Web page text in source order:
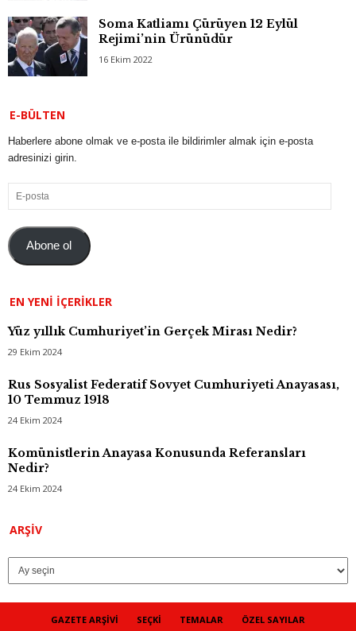
Soma Katliamı Çürüyen 12 Eylül
Rejimi’nin Ürünüdür
16 Ekim 2022
E-BÜLTEN
Haberlere abone olmak ve e-posta ile bildirimler almak için e-posta
adresinizi girin.
E-
posta
Abone ol
EN YENI İÇERIKLER
Yüz yıllık Cumhuriyet’in Gerçek Mirası Nedir?
29 Ekim 2024
Rus Sosyalist Federatif Sovyet Cumhuriyeti Anayasası,
10 Temmuz 1918
24 Ekim 2024
Komünistlerin Anayasa Konusunda Referansları
Nedir?
24 Ekim 2024
ARŞIV
GAZETE ARŞIVI SEÇKI TEMALAR ÖZEL SAYILAR